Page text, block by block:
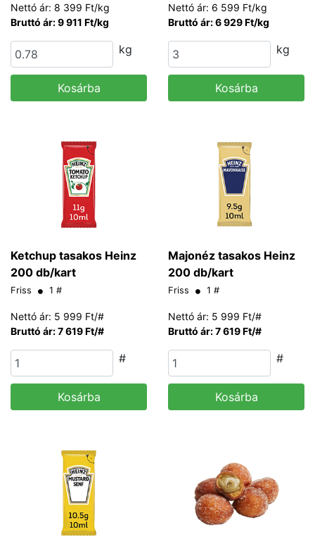
Nettó ár: 8 399 Ft/kg
Bruttó ár: 9 911 Ft/kg
kg
Kosárba
Nettó ár: 6 599 Ft/kg
Bruttó ár: 6 929 Ft/kg
kg
Kosárba
Ketchup tasakos Heinz
200 db/kart
Friss 1 #
Nettó ár: 5 999 Ft/#
Bruttó ár: 7 619 Ft/#
#
Kosárba
Majonéz tasakos Heinz
200 db/kart
Friss 1 #
Nettó ár: 5 999 Ft/#
Bruttó ár: 7 619 Ft/#
#
Kosárba